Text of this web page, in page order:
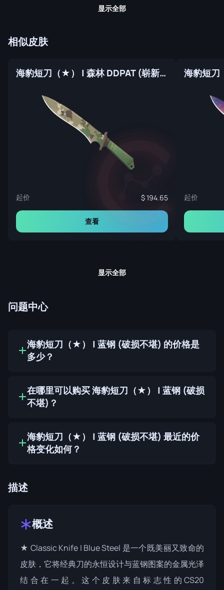
显示全部
相似皮肤
海豹短刀（★） | 森林 DDPAT (崭新出厂)
起价 194.65
查看
起价
显示全部
问题中心
海豹短刀（★） | 蓝钢 (破损不堪) 的价格是
多少？
在哪里可以购买 海豹短刀（★） | 蓝钢 (破损
不堪)？
海豹短刀（★） | 蓝钢 (破损不堪) 最近的价
格变化如何？
描述
概述
★ Classic Knife | Blue Steel 是一个既美丽又致命的
皮肤，它将经典刀的永恒设计与蓝钢图案的金属光泽
结合在一起。这个皮肤来自标志性的 CS20